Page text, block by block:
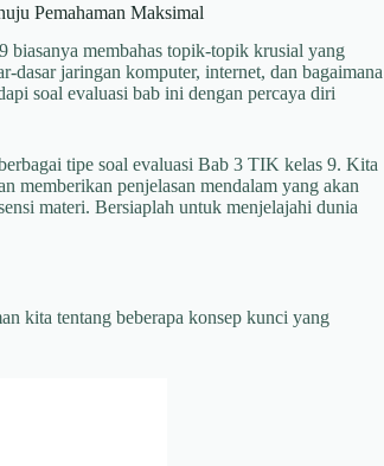
Pemahaman Maksimal
membahas topik-topik krusial yang
dasar jaringan komputer, internet, dan bagaimana
soal evaluasi bab ini dengan percaya diri
tipe soal evaluasi Bab 3 TIK kelas 9. Kita
memberikan penjelasan mendalam yang akan
materi. Bersiaplah untuk menjelajahi dunia
kita tentang beberapa konsep kunci yang